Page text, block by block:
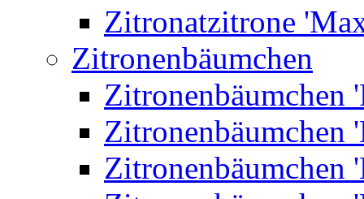
Zitronatzitrone
Zitronenbäumchen
Zitronenbäumchen
Zitronenbäumchen
Zitronenbäumchen